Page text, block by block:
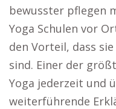
bewusster pflegen
Yoga Schulen vor
den Vorteil, dass
sind. Einer der
Yoga jederzeit und
weiterführende